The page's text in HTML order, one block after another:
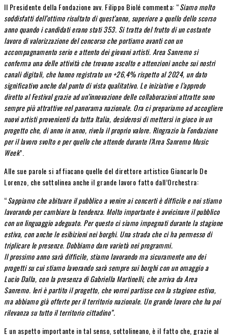
Il Presidente della Fondazione avv. Filippo Biolé commenta: “Siamo molto
soddisfatti dell’ottimo risultato di quest’anno, superiore a quello dello scorso
anno quando i candidati erano stati 353. Si tratta del frutto di un costante
lavoro di valorizzazione del concorso che portiamo avanti con un
accompagnamento serio e attento dei giovani artisti. Area Sanremo si
conferma una delle attività che trovano ascolto e attenzioni anche sui nostri
canali digitali, che hanno registrato un +26,4% rispetto al 2024, un dato
significativo anche dal punto di vista qualitativo. Le iniziative e l’approdo
diretto al Festival grazie ad un’innovazione delle collaborazioni attratte sono
sempre più attrattive nel panorama nazionale. Ora ci prepariamo ad accogliere
nuovi artisti provenienti da tutta Italia, desiderosi di mettersi in gioco in un
progetto che, di anno in anno, rivela il proprio valore. Ringrazio la Fondazione
per il lavoro svolto e per quello che attende durante l’Area Sanremo Music
Week”.
Alle sue parole si affiacano quelle del direttore artistico Giancarlo De
Lorenzo, che sottolinea anche il grande lavoro fatto dall’Orchestra:
“Sappiamo che abituare il pubblico a venire ai concerti è difficile e noi stiamo
lavorando per cambiare la tendenza. Molto importante è avvicinare il pubblico
con un linguaggio adeguato. Per questo ci siamo impegnati durante la stagione
estiva, con anche le esibizioni nei borghi. Una strada che ci ha permesso di
triplicare le presenze. Dobbiamo dare varietà nei programmi.
Il prossimo anno sarà difficile, stiamo lavorando ma sicuramente uno dei
progetti su cui stiamo lavorando sarà sempre sui borghi con un omaggio a
Lucio Dalla, con la presenza di Gabriella Martinelli, che arriva da Area
Sanremo. Ieri è partito il progetto, che vorrei partisse con la stagione estiva,
ma abbiamo già offerte per il territorio nazionale. Un grande lavoro che ha poi
rilevanza su tutto il territorio cittadino”.
E un aspetto importante in tal senso, sottolineano, è il fatto che, grazie al